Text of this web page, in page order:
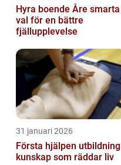
Hyra boende Åre smarta
val för en bättre
fjällupplevelse
31 januari 2026
Första hjälpen utbildning
kunskap som räddar liv